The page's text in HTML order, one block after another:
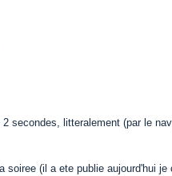
secondes, litteralement (par le
soiree (il a ete publie aujourd'hui je